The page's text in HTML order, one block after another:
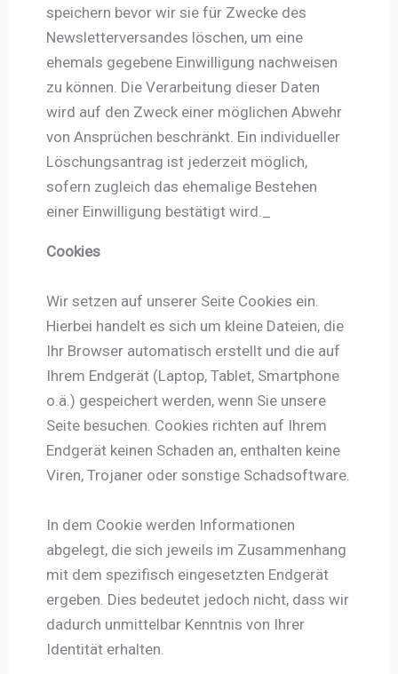
speichern bevor wir sie für Zwecke des
Newsletterversandes löschen, um eine
ehemals gegebene Einwilligung nachweisen
zu können. Die Verarbeitung dieser Daten
wird auf den Zweck einer möglichen Abwehr
von Ansprüchen beschränkt. Ein individueller
Löschungsantrag ist jederzeit möglich,
sofern zugleich das ehemalige Bestehen
einer Einwilligung bestätigt wird._
Cookies
Wir setzen auf unserer Seite Cookies ein.
Hierbei handelt es sich um kleine Dateien, die
Ihr Browser automatisch erstellt und die auf
Ihrem Endgerät (Laptop, Tablet, Smartphone
o.ä.) gespeichert werden, wenn Sie unsere
Seite besuchen. Cookies richten auf Ihrem
Endgerät keinen Schaden an, enthalten keine
Viren, Trojaner oder sonstige Schadsoftware.
In dem Cookie werden Informationen
abgelegt, die sich jeweils im Zusammenhang
mit dem spezifisch eingesetzten Endgerät
ergeben. Dies bedeutet jedoch nicht, dass wir
dadurch unmittelbar Kenntnis von Ihrer
Identität erhalten.